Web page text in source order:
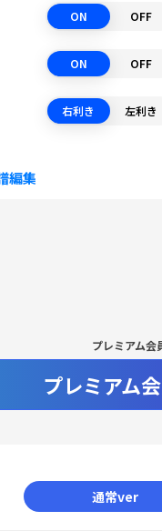
ON OFF
ON OFF
右利き 左利き
編集
プレミアム会
プレミアム
通常ver